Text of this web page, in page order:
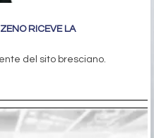
RICEVE LA
del sito bresciano.